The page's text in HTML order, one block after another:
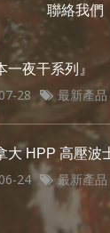
聯絡我們
一夜干系列』
28 最新產品
大 HPP 高壓波
24 最新產品